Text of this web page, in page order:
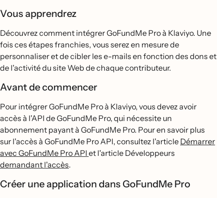
Vous apprendrez
Découvrez comment intégrer GoFundMe Pro à Klaviyo. Une
fois ces étapes franchies, vous serez en mesure de
personnaliser et de cibler les e-mails en fonction des dons et
de l'activité du site Web de chaque contributeur.
Avant de commencer
Pour intégrer GoFundMe Pro à Klaviyo, vous devez avoir
accès à l'API de GoFundMe Pro, qui nécessite un
abonnement payant à GoFundMe Pro. Pour en savoir plus
sur l'accès à GoFundMe Pro API, consultez l'article Démarrer
avec GoFundMe Pro API et l'article Développeurs
demandant l'accès.
Créer une application dans GoFundMe Pro